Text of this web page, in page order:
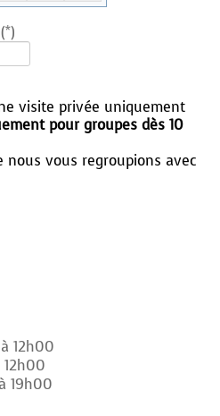
(*)
visite privée uniquement
pour groupes dès 10
nous vous regroupions avec
12h00
12h00
19h00